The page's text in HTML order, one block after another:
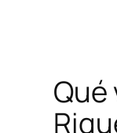
Qué